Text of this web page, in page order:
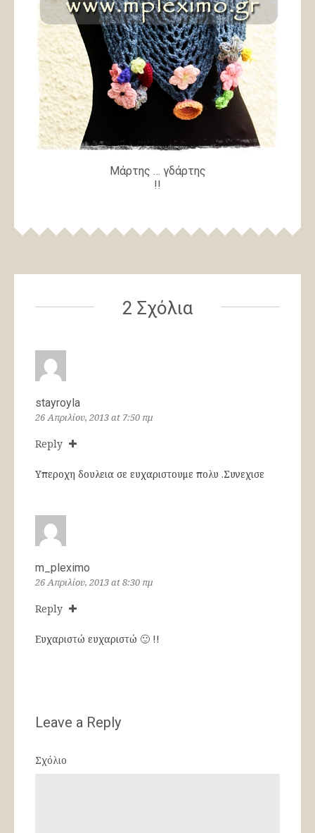
Μάρτης … γδάρτης
!!
2 Σχόλια
stayroyla
26 Απριλίου, 2013 at 7:50 πμ
Reply
Υπεροχη δουλεια σε ευχαριστουμε πολυ .Συνεχισε
m_pleximo
26 Απριλίου, 2013 at 8:30 πμ
Reply
Ευχαριστώ ευχαριστώ 🙂 !!
Leave a Reply
Σχόλιο